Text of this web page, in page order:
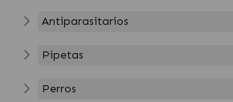
Antiparasitarios
Pipetas
Perros